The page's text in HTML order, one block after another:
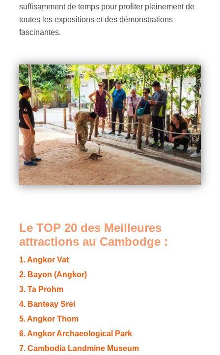
suffisamment de temps pour profiter pleinement de
toutes les expositions et des démonstrations
fascinantes.
Le TOP 20 des Meilleures
attractions au Cambodge :
1. Angkor Vat
2. Bayon (Angkor)
3. Ta Prohm
4. Banteay Srei
5. Angkor Thom
6. Angkor Archaeological Park
7. Cambodia Landmine Museum